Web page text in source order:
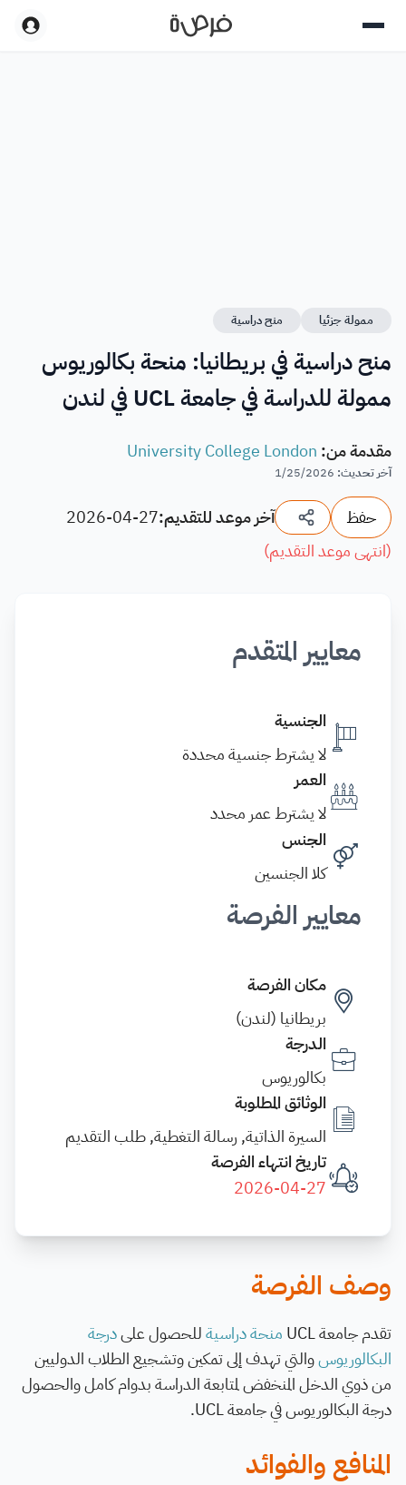
ممولة جزئيا منح دراسية
منح دراسية في بريطانيا: منحة بكالوريوس
ممولة للدراسة في جامعة UCL في لندن
مقدمة من:
University College London
آخر تحديث:
1/25/2026
حفظ آخر موعد للتقديم:2026-04-27
(انتهى موعد التقديم)
معايير المتقدم
الجنسية
لا يشترط جنسية محددة
العمر
لا يشترط عمر محدد
الجنس
كلا الجنسين
معايير الفرصة
مكان الفرصة
بريطانيا (لندن)
الدرجة
بكالوريوس
الوثائق المطلوبة
السيرة الذاتية, رسالة التغطية, طلب التقديم
تاريخ انتهاء الفرصة
2026-04-27
وصف الفرصة
تقدم جامعة UCL منحة دراسيةللحصول علىدرجة
البكالوريوسوالتي تهدف إلى تمكين وتشجيع الطلاب الدوليين
من ذوي الدخل المنخفض لمتابعة الدراسة بدوام كامل والحصول
درجة البكالوريوس في جامعة UCL.
المنافع والفوائد